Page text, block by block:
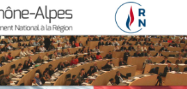
– Rhône-Alpes
la région Auvergne – Rhône-Alpes